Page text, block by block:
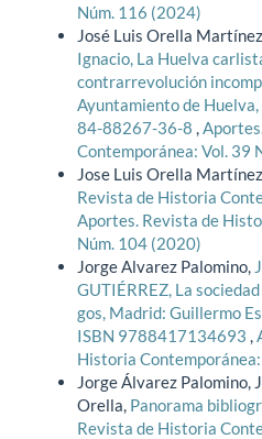
Núm. 116 (2024)
José Luis Orella Martínez,
Ignacio, La Huelva
contrarrevolución
Ayuntamiento de
84-88267-36-8
Contemporánea: Vol. 39
Jose Luis Orella Martínez,
Revista de Historia
Aportes. Revista de
Núm. 104 (2020)
Jorge Alvarez Palomino,
GUTIÉRREZ, La
gos, Madrid: Guillermo
ISBN 9788417134693
Historia
Jorge Álvarez Palomino,
Orella, Panorama
Revista de Historia